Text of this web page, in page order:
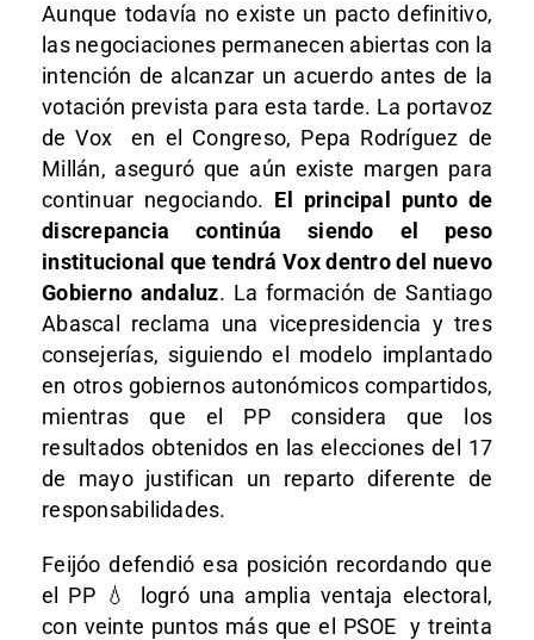
Aunque todavía no existe un pacto definitivo,
las negociaciones permanecen abiertas con la
intención de alcanzar un acuerdo antes de la
votación prevista para esta tarde. La portavoz
de Vox en el Congreso, Pepa Rodríguez de
Millán, aseguró que aún existe margen para
continuar negociando. El principal punto de
discrepancia continúa siendo el peso
institucional que tendrá Vox dentro del nuevo
Gobierno andaluz. La formación de Santiago
Abascal reclama una vicepresidencia y tres
consejerías, siguiendo el modelo implantado
en otros gobiernos autonómicos compartidos,
mientras que el PP considera que los
resultados obtenidos en las elecciones del 17
de mayo justifican un reparto diferente de
responsabilidades.
Feijóo defendió esa posición recordando que
el PP 💧 logró una amplia ventaja electoral,
con veinte puntos más que el PSOE y treinta